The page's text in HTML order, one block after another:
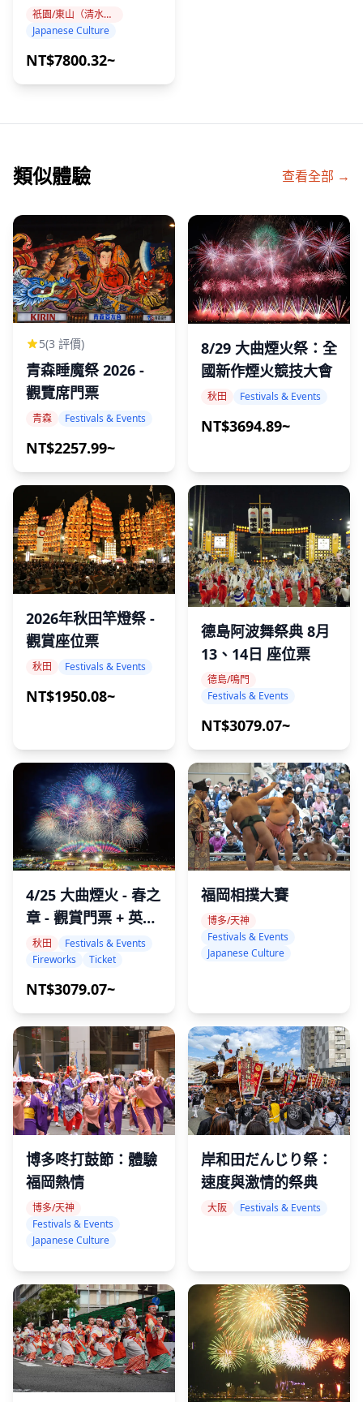
請按照國家和地方政府關於感染控制措施的政策行事。
入日本最深邃的文化
傳統
祇園/東山（清水寺、八坂神社、平安神宮）
Japanese Culture
NT$7800.32~
類似體驗 查看全部 →
5(3 評價)
青森睡魔祭 2026 -
觀覽席門票
青森 Festivals & Events
NT$2257.99~
8/29 大曲煙火祭：全
國新作煙火競技大會
秋田 Festivals & Events
NT$3694.89~
2026年秋田竿燈祭 -
觀賞座位票
秋田 Festivals & Events
NT$1950.08~
德島阿波舞祭典 8月
13、14日 座位票
德島/鳴門
Festivals & Events
NT$3079.07~
4/25 大曲煙火 - 春之
章 - 觀賞門票 + 英語
導覽
秋田
Festivals & Events
Fireworks
Ticket
NT$3079.07~
福岡相撲大賽
博多/天神
Festivals & Events
Japanese Culture
博多咚打鼓節：體驗
福岡熱情
博多/天神
Festivals & Events
Japanese Culture
岸和田だんじり祭：
速度與激情的祭典
大阪 Festivals & Events